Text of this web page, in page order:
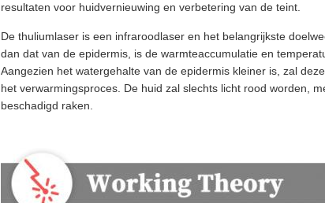
resultaten voor huidvernieuwing en verbetering van de teint.
De thuliumlaser is een infraroodlaser en het belangrijkste
dan dat van de epidermis, is de warmteaccumulatie en
Aangezien het watergehalte van de epidermis kleiner is, zal
het verwarmingsproces. De huid zal slechts licht rood worden,
beschadigd raken.